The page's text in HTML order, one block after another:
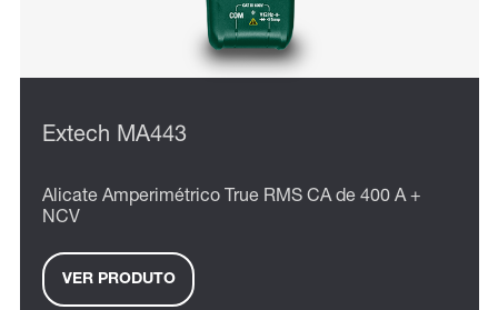
Extech MA443
Alicate Amperimétrico True RMS CA de 400 A +
NCV
VER PRODUTO